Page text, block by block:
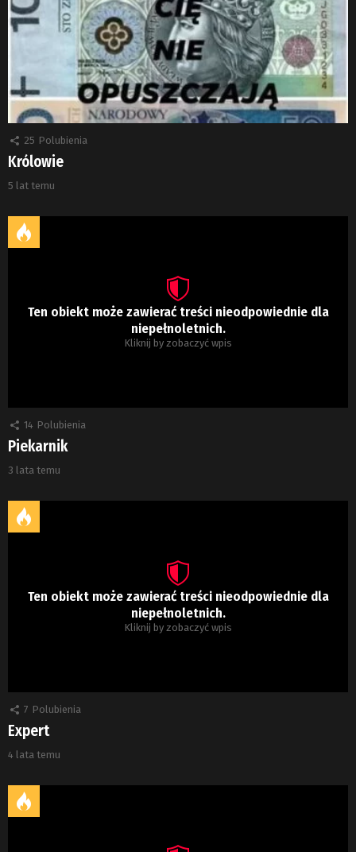
25 Polubienia
Królowie
5 lat temu
Ten obiekt może zawierać treści nieodpowiednie dla
niepełnoletnich.
Kliknij by zobaczyć wpis
14 Polubienia
Piekarnik
3 lata temu
Ten obiekt może zawierać treści nieodpowiednie dla
niepełnoletnich.
Kliknij by zobaczyć wpis
7 Polubienia
Expert
4 lata temu